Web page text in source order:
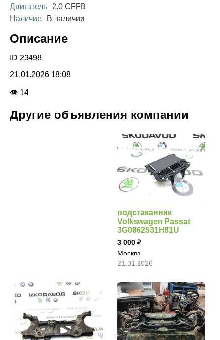
Двигатель
2.0 CFFB
Наличие
В наличии
Описание
ID 23498
21.01.2026 18:08
👁 14
Другие объявления компании
подстаканник
Volkswagen Passat
3G0862531H81U
3 000
Москва
21.01.2026